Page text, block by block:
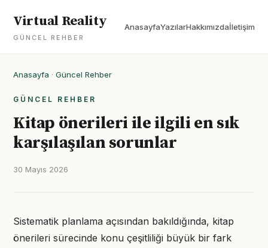
Virtual Reality
GÜNCEL REHBER
AnasayfaYazılarHakkımızdaİletişim
Anasayfa · Güncel Rehber
GÜNCEL REHBER
Kitap önerileri ile ilgili en sık
karşılaşılan sorunlar
30 Mayıs 2026
Sistematik planlama açısından bakıldığında, kitap
önerileri sürecinde konu çeşitliliği büyük bir fark